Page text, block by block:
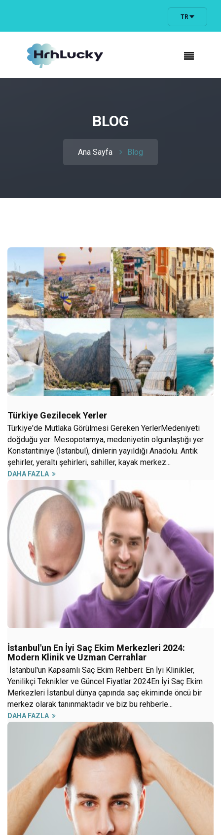
TR
BLOG
Ana Sayfa Blog
Türkiye Gezilecek Yerler
Türkiye'de Mutlaka Görülmesi Gereken YerlerMedeniyeti
doğduğu yer: Mesopotamya, medeniyetin olgunlaştığı yer
Konstantiniye (İstanbul), dinlerin yayıldığı Anadolu. Antik
şehirler, yeraltı şehirleri, sahiller, kayak merkez...
DAHA FAZLA
İstanbul'un En İyi Saç Ekim Merkezleri 2024:
Modern Klinik ve Uzman Cerrahlar
İstanbul'un Kapsamlı Saç Ekim Rehberi: En İyi Klinikler,
Yenilikçi Teknikler ve Güncel Fiyatlar 2024En İyi Saç Ekim
Merkezleri İstanbul dünya çapında saç ekiminde öncü bir
merkez olarak tanınmaktadır ve biz bu rehberle...
DAHA FAZLA